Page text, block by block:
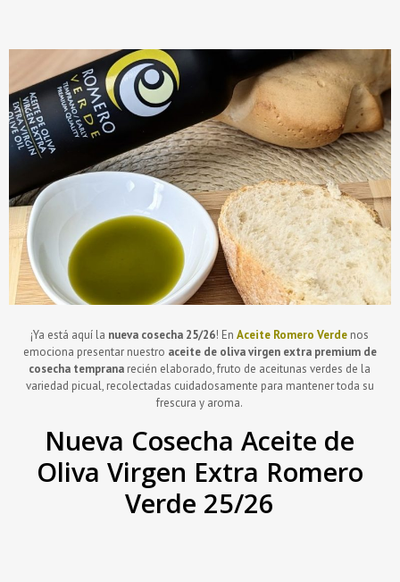
¡Ya está aquí la nueva cosecha 25/26! EnAceite Romero Verde nos
emociona presentar nuestro aceite de oliva virgen extra premium de
cosecha temprana recién elaborado, fruto de aceitunas verdes de la
variedad picual, recolectadas cuidadosamente para mantener toda su
frescura y aroma.
Nueva Cosecha Aceite de
Oliva Virgen Extra Romero
Verde 25/26